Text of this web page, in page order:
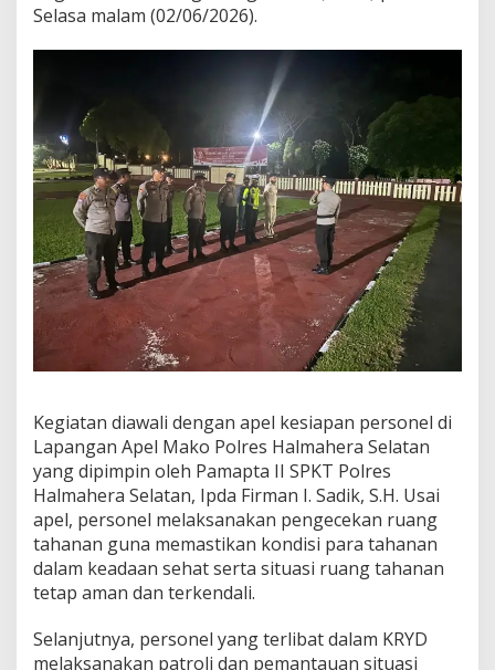
K
R
k
C
i
p
a
k
n
S
i
a
s
K
a
m
t
i
b
m
s
y
Selasa malam (02/06/2026).
Kegiatan diawali dengan apel kesiapan personel di
Lapangan Apel Mako Polres Halmahera Selatan
yang dipimpin oleh Pamapta II SPKT Polres
Halmahera Selatan, Ipda Firman I. Sadik, S.H. Usai
apel, personel melaksanakan pengecekan ruang
tahanan guna memastikan kondisi para tahanan
dalam keadaan sehat serta situasi ruang tahanan
tetap aman dan terkendali.
Selanjutnya, personel yang terlibat dalam KRYD
melaksanakan patroli dan pemantauan situasi